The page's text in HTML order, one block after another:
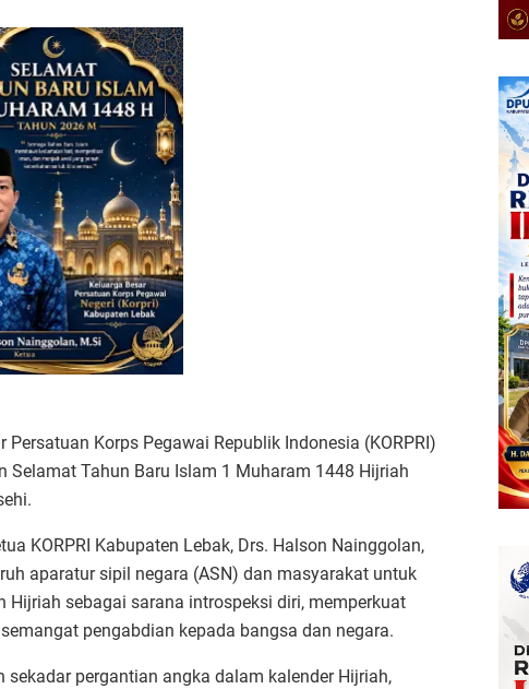
Persatuan Korps Pegawai Republik Indonesia (KORPRI)
Selamat Tahun Baru Islam 1 Muharam 1448 Hijriah
KORPRI Kabupaten Lebak, Drs. Halson Nainggolan,
aparatur sipil negara (ASN) dan masyarakat untuk
sebagai sarana introspeksi diri, memperkuat
pengabdian kepada bangsa dan negara.
sekadar pergantian angka dalam kalender Hijriah,